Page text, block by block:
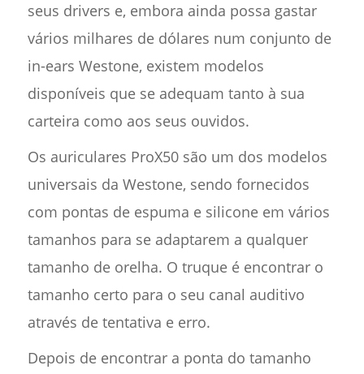
seus drivers e, embora ainda possa gastar
vários milhares de dólares num conjunto de
in-ears Westone, existem modelos
disponíveis que se adequam tanto à sua
carteira como aos seus ouvidos.
Os auriculares ProX50 são um dos modelos
universais da Westone, sendo fornecidos
com pontas de espuma e silicone em vários
tamanhos para se adaptarem a qualquer
tamanho de orelha. O truque é encontrar o
tamanho certo para o seu canal auditivo
através de tentativa e erro.
Depois de encontrar a ponta do tamanho